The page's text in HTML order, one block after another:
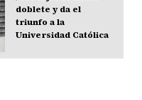
doblete y da el
triunfo a la
Universidad Católica